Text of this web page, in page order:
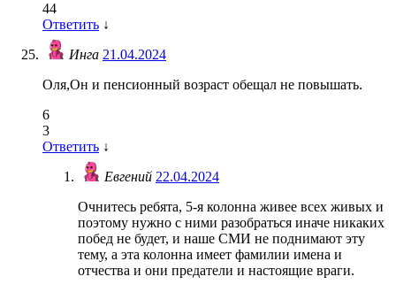
44
Ответить ↓
Инга 21.04.2024
Оля,Он и пенсионный возраст обещал не повышать.
6
3
Ответить ↓
Евгений 22.04.2024
Очнитесь ребята, 5-я колонна живее всех живых и
поэтому нужно с ними разобраться иначе никаких
побед не будет, и наше СМИ не поднимают эту
тему, а эта колонна имеет фамилии имена и
отчества и они предатели и настоящие враги.